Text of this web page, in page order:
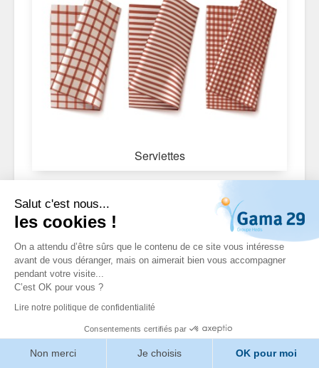
Salut c'est nous...
les cookies !
On a attendu d’être sûrs que le contenu de ce site vous intéresse
avant de vous déranger, mais on aimerait bien vous accompagner
pendant votre visite...
C’est OK pour vous ?
Lire notre politique de confidentialité
Consentements certifiés par
Non merci Je choisis OK pour moi
Serviettes